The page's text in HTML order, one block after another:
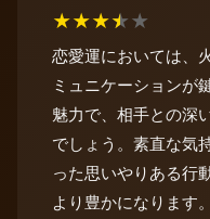
★★★★★
恋愛運においては、
ミュニケーションが
魅力で、相手との深
でしょう。素直な気
った思いやりある行
より豊かになります